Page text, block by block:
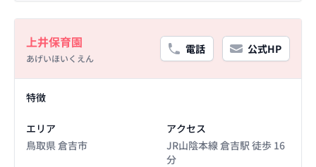
上井保育園
あげいほいくえん
電話 公式HP
特徴
エリア
鳥取県 倉吉市
アクセス
JR山陰本線 倉吉駅 徒歩 16
分